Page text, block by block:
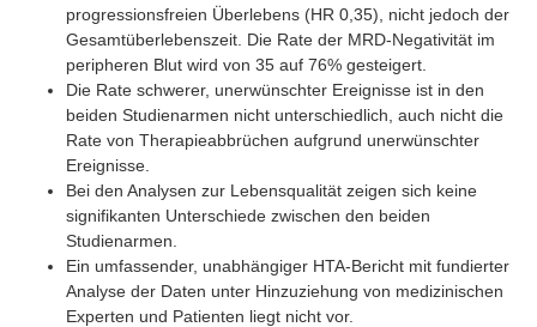
progressionsfreien Überlebens (HR 0,35), nicht jedoch der
Gesamtüberlebenszeit. Die Rate der MRD-Negativität im
peripheren Blut wird von 35 auf 76% gesteigert.
Die Rate schwerer, unerwünschter Ereignisse ist in den
beiden Studienarmen nicht unterschiedlich, auch nicht die
Rate von Therapieabbrüchen aufgrund unerwünschter
Ereignisse.
Bei den Analysen zur Lebensqualität zeigen sich keine
signifikanten Unterschiede zwischen den beiden
Studienarmen.
Ein umfassender, unabhängiger HTA-Bericht mit fundierter
Analyse der Daten unter Hinzuziehung von medizinischen
Experten und Patienten liegt nicht vor.